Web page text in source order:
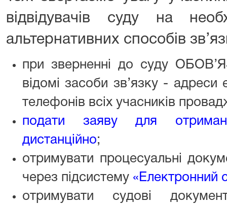
відвідувачів суду на
альтернативних способів
при зверненні до суду
відомі засоби зв’язку -
телефонів всіх учасників
подати заяву для
дистанційно;
отримувати процесуальні
через підсистему «Електронний
отримувати судові